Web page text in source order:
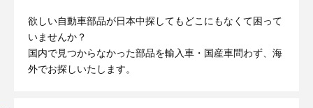
欲しい自動車部品が日本中探してもどこにもなくて困って
いませんか？
国内で見つからなかった部品を輸入車・国産車問わず、海
外でお探しいたします。